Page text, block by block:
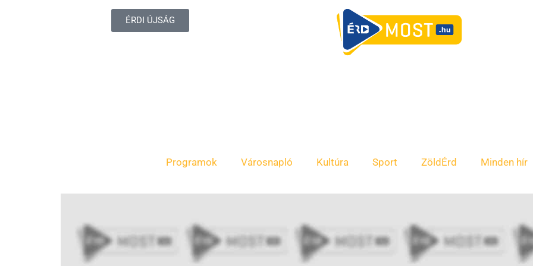
ÉRDI ÚJSÁG
Programok Városnapló Kultúra Sport ZöldÉrd Minden hír